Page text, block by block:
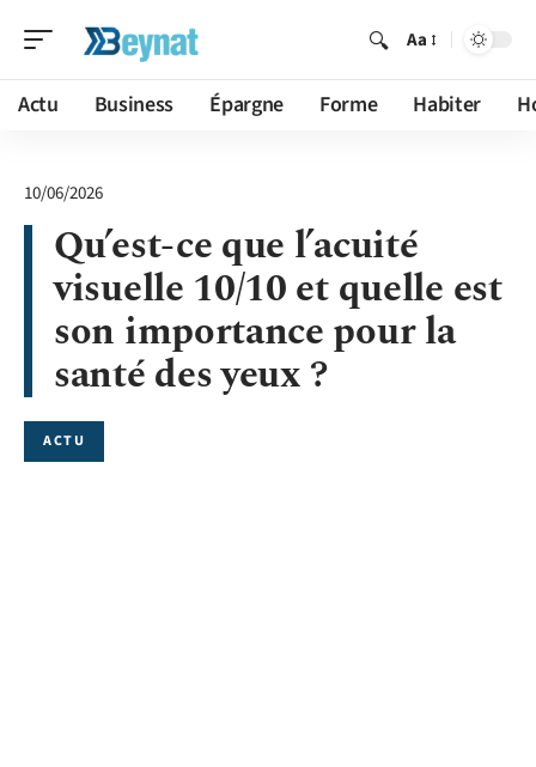
Aa
Actu Business Épargne Forme Habiter
10/06/2026
Qu’est-ce que l’acuité
visuelle 10/10 et quelle est
son importance pour la
santé des yeux ?
ACTU